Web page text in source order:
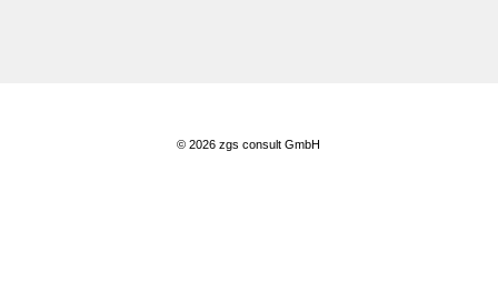
© 2026 zgs consult GmbH